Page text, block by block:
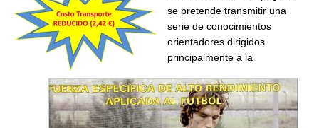
se pretende transmitir una
serie de conocimientos
orientadores dirigidos
principalmente a la